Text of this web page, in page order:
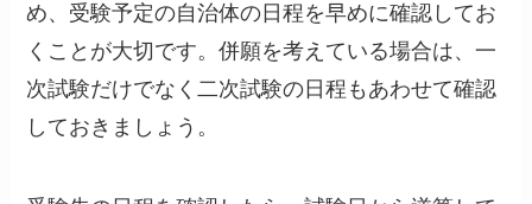
め、受験予定の自治体の日程を早めに確認してお
くことが大切です。併願を考えている場合は、一
次試験だけでなく二次試験の日程もあわせて確認
しておきましょう。